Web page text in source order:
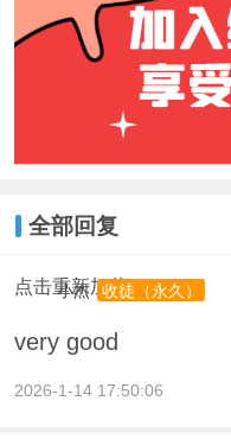
全部回复
点击重新加载
小杰 收徒（永久）
very good
2026-1-14 17:50:06